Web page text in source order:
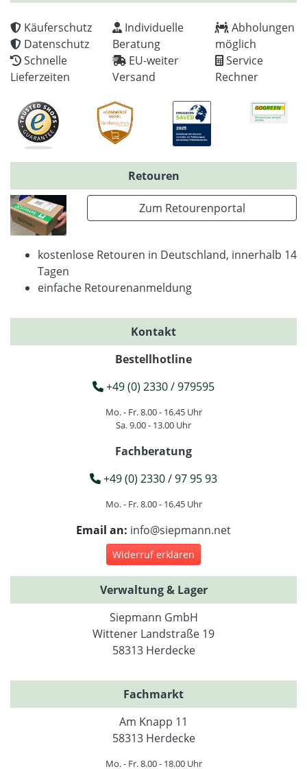
Käuferschutz
Datenschutz
Schnelle
Lieferzeiten
Individuelle
Beratung
EU-weiter
Versand
Abholungen
möglich
Service
Rechner
Retouren
Zum Retourenportal
kostenlose Retouren in Deutschland, innerhalb 14
Tagen
einfache Retourenanmeldung
Kontakt
Bestellhotline
+49 (0) 2330 / 979595
Mo. - Fr. 8.00 - 16.45 Uhr
Sa. 9.00 - 13.00 Uhr
Fachberatung
+49 (0) 2330 / 97 95 93
Mo. - Fr. 8.00 - 16.45 Uhr
Email an: info@siepmann.net
Widerruf erklären
Verwaltung & Lager
Siepmann GmbH
Wittener Landstraße 19
58313 Herdecke
Fachmarkt
Am Knapp 11
58313 Herdecke
Mo. - Fr. 8.00 - 18.00 Uhr